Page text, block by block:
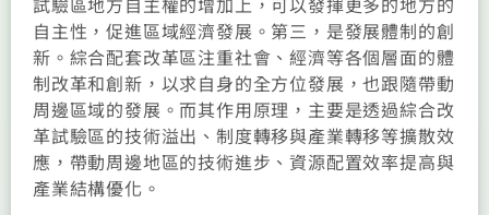
自主性，促進區域經濟發展。第三，是發展體制的創
新。綜合配套改革區注重社會、經濟等各個層面的體
制改革和創新，以求自身的全方位發展，也跟隨帶動
周邊區域的發展。而其作用原理，主要是透過綜合改
革試驗區的技術溢出、制度轉移與產業轉移等擴散效
應，帶動周邊地區的技術進步、資源配置效率提高與
產業結構優化。